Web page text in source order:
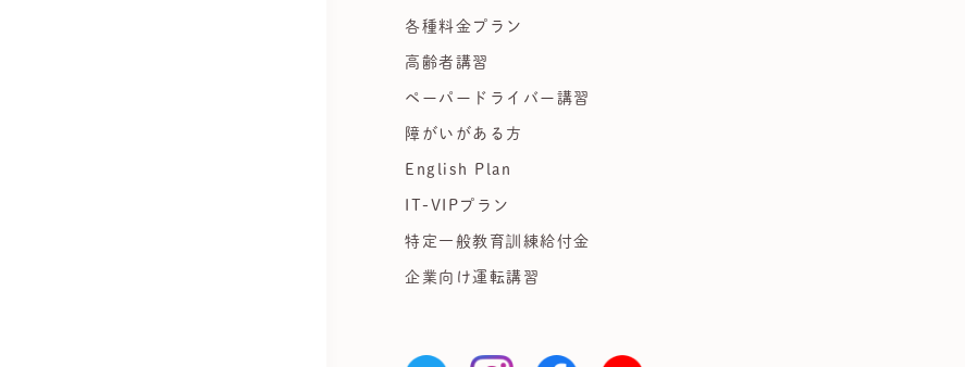
各種料金プラン
高齢者講習
ペーパードライバー講習
障がいがある方
English Plan
IT-VIPプラン
特定一般教育訓練給付金
企業向け運転講習